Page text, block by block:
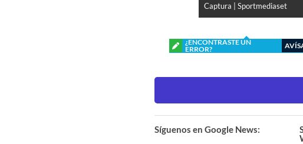
Captura | Sportmediaset
¿ENCONTRASTE UN
ERROR?
Síguenos en Google News: